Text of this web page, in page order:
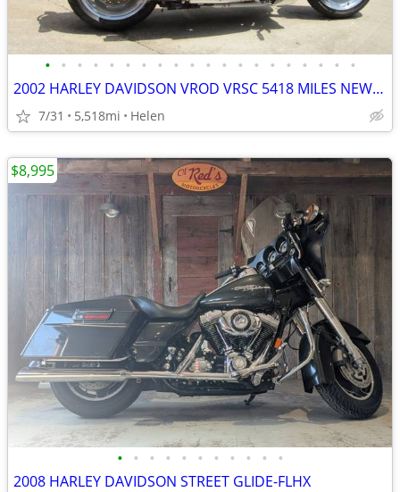
• • • • • • • • • • • • • • • • • • • •
2002 HARLEY DAVIDSON VROD VRSC 5418 MILES NEW TIRES AND BATTERY
7/31 5,518mi Helen
• • • • • • • • • • •
2008 HARLEY DAVIDSON STREET GLIDE-FLHX
$8,995